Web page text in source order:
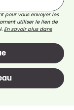
pour vous envoyer les
utiliser le lien de
En savoir plus dans